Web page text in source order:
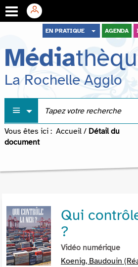
menu
contenu
recherche
EN PRATIQUE AGENDA
Média
La Rochelle Agglo
Vous êtes ici : Accueil / Détail du
document
Qui
?
Vidéo numérique
Koenig, Baudouin